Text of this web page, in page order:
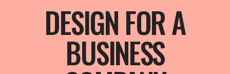
DESIGN FOR A
BUSINESS